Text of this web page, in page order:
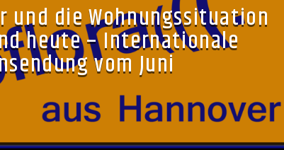
und die Wohnungssituation
heute – Internationale
vom Juni